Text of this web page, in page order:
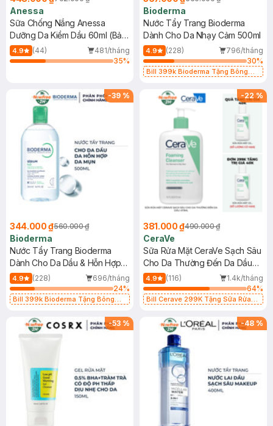
Anessa
Sữa Chống Nắng Anessa
Dưỡng Da Kiềm Dầu 60ml (Bản
Mới)
4.9 (44)
481/tháng
35%
Bioderma
Nước Tẩy Trang Bioderma
Dành Cho Da Nhạy Cảm 500ml
4.9 (228)
796/tháng
30%
Bill 399k Bioderma Tặng Bông
-39 %
344.000 ₫560.000 ₫
Bioderma
Nước Tẩy Trang Bioderma
Dành Cho Da Dầu & Hỗn Hợp
500ml
4.9 (228)
696/tháng
24%
Bill 399k Bioderma Tặng Bông
-22 %
381.000 ₫490.000 ₫
CeraVe
Sữa Rửa Mặt CeraVe Sạch Sâu
Cho Da Thường Đến Da Dầu
473ml
4.9 (116)
1.4k/tháng
64%
Bill Cerave 299K Tặng Sữa Rửa
-53 % -48 %